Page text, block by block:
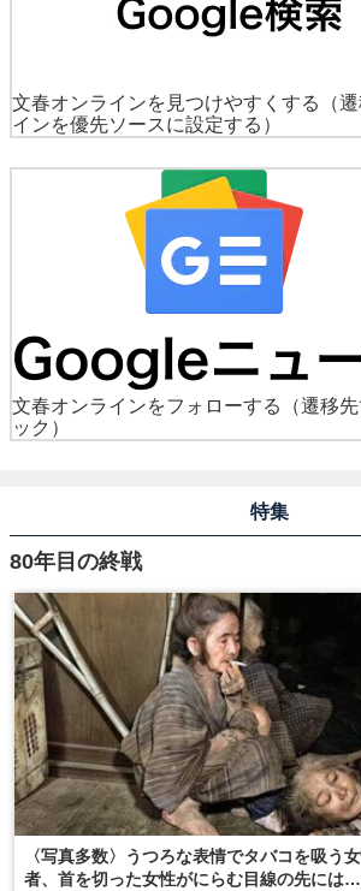
文春オンラインを見つけやすくする
（
インを優先ソースに設定する）
文春オンラインをフォローする
（遷移
ック）
特集
80年目の終戦
〈写真多数〉うつろな表情でタバコを吸う
者、首を切った女性がにらむ目線の先には